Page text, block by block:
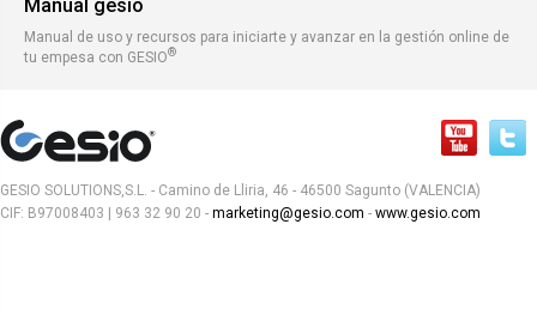
Manual gesio
Manual de uso y recursos para iniciarte y avanzar en la gestión online de
tu empesa con GESIO®
GESIO SOLUTIONS,S.L. - Camino de Lliria, 46 - 46500 Sagunto (VALENCIA)
CIF: B97008403 | 963 32 90 20 - marketing@gesio.com - www.gesio.com